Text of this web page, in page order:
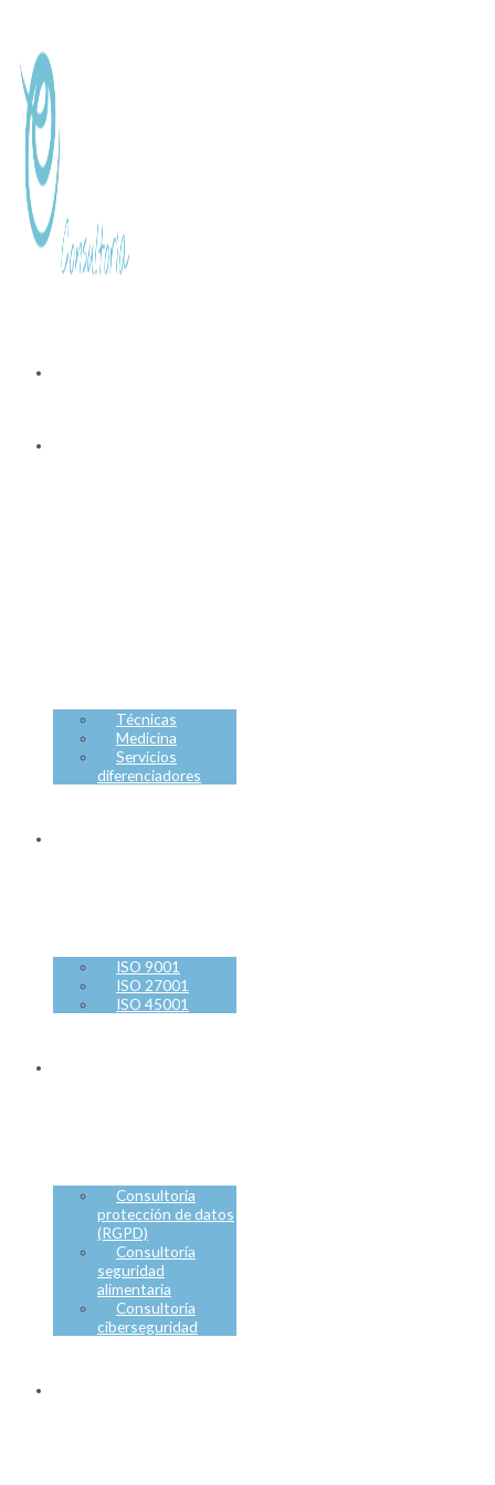
contenido
Técnicas
Medicina
Servicios
diferenciadores
ISO 9001
ISO 27001
ISO 45001
Consultoría
protección de datos
(RGPD)
Consultoría
seguridad
alimentaria
Consultoría
ciberseguridad